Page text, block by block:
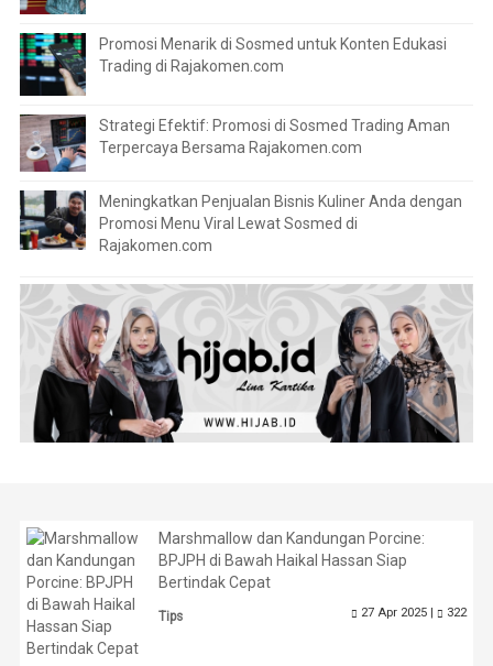
Promosi Menarik di Sosmed untuk Konten Edukasi
Trading di Rajakomen.com
Strategi Efektif: Promosi di Sosmed Trading Aman
Terpercaya Bersama Rajakomen.com
Meningkatkan Penjualan Bisnis Kuliner Anda dengan
Promosi Menu Viral Lewat Sosmed di
Rajakomen.com
Marshmallow dan Kandungan Porcine:
BPJPH di Bawah Haikal Hassan Siap
Bertindak Cepat
Tips 27 Apr 2025 | 322